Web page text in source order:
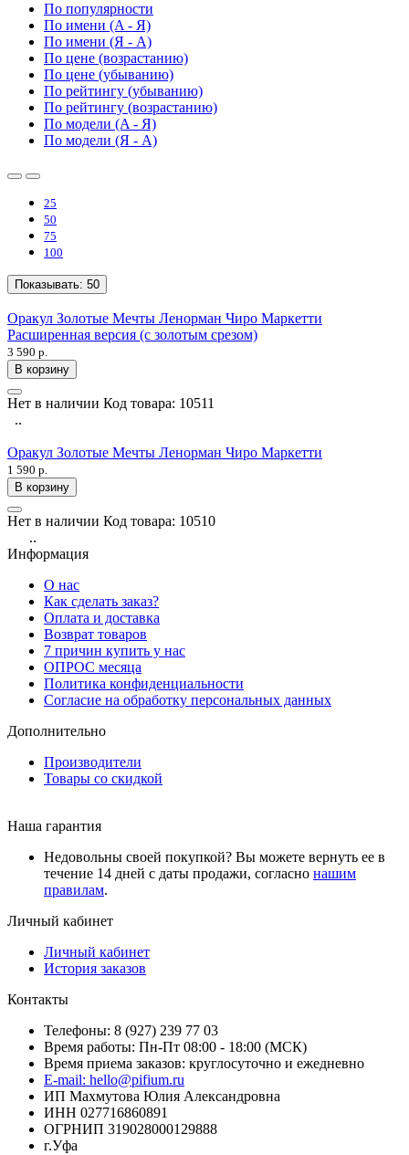
По популярности
По имени (A - Я)
По имени (Я - A)
По цене (возрастанию)
По цене (убыванию)
По рейтингу (убыванию)
По рейтингу (возрастанию)
По модели (A - Я)
По модели (Я - A)
25
50
75
100
Показывать: 50
Оракул Золотые Мечты Ленорман Чиро Маркетти
Расширенная версия (с золотым срезом)
3 590 р.
В корзину
Нет в наличии Код товара: 10511
..
Оракул Золотые Мечты Ленорман Чиро Маркетти
1 590 р.
В корзину
Нет в наличии Код товара: 10510
..
Информация
О нас
Как сделать заказ?
Оплата и доставка
Возврат товаров
7 причин купить у нас
ОПРОС месяца
Политика конфиденциальности
Согласие на обработку персональных данных
Дополнительно
Производители
Товары со скидкой
Наша гарантия
Недовольны своей покупкой? Вы можете вернуть ее в
течение 14 дней с даты продажи, согласно нашим
правилам.
Личный кабинет
Личный кабинет
История заказов
Контакты
Телефоны: 8 (927) 239 77 03
Время работы: Пн-Пт 08:00 - 18:00 (МСК)
Время приема заказов: круглосуточно и ежедневно
E-mail: hello@pifium.ru
ИП Махмутова Юлия Александровна
ИНН 027716860891
ОГРНИП 319028000129888
г.Уфа